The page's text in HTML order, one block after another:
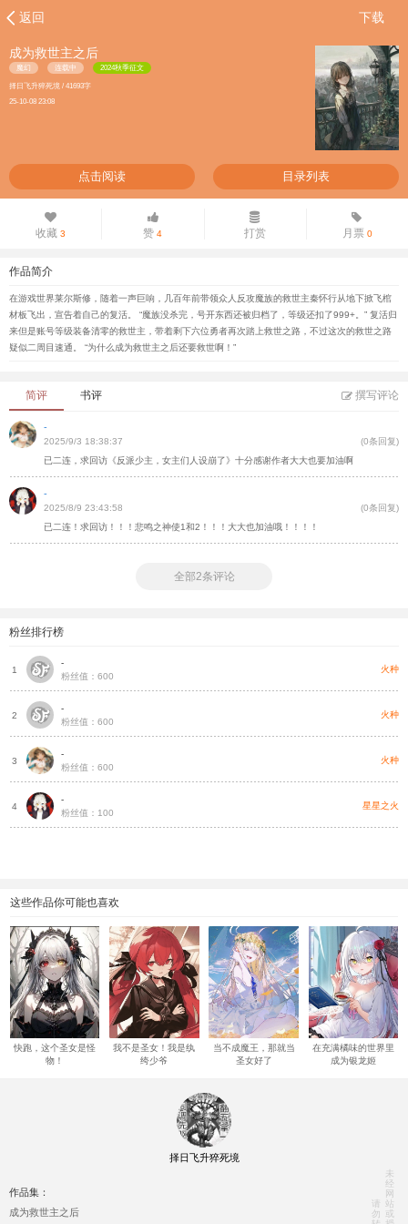
返回 下载
成为救世主之后
魔幻 连载中 2024秋季征文
择日飞升猝死境 / 41693字
25-10-08 23:08
点击阅读 目录列表
收藏 3 赞 4 打赏 月票0
作品简介
在游戏世界莱尔斯修，随着一声巨响，几百年前带领众人反攻魔族的救世主秦怀行从地下掀飞棺
材板飞出，宣告着自己的复活。 “魔族没杀完，号开东西还被归档了，等级还扣了999+。” 复活归
来但是账号等级装备清零的救世主，带着剩下六位勇者再次踏上救世之路，不过这次的救世之路
疑似二周目速通。 “为什么成为救世主之后还要救世啊！”
简评 书评 撰写评论
-
2025/9/3 18:38:37
(0条回复)
已二连，求回访《反派少主，女主们人设崩了》十分感谢作者大大也要加油啊
-
2025/8/9 23:43:58
(0条回复)
已二连！求回访！！！悲鸣之神使1和2！！！大大也加油哦！！！！
全部2条评论
粉丝排行榜
1
-
粉丝值：600
火种
2
-
粉丝值：600
火种
3
-
粉丝值：600
火种
4
-
粉丝值：100
星星之火
这些作品你可能也喜欢
快跑，这个圣女是怪
物！
我不是圣女！我是纨
绔少爷
当不成魔王，那就当
圣女好了
在充满橘味的世界里
成为银龙姬
择日飞升猝死境
作品集：
成为救世主之后
请
勿
未
经
网
站
或